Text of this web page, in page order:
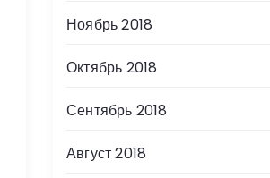
Ноябрь 2018
Октябрь 2018
Сентябрь 2018
Август 2018